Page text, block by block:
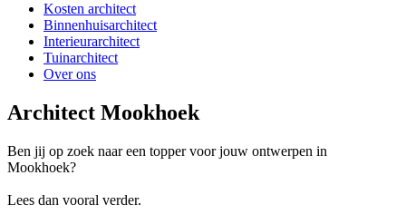
Kosten architect
Binnenhuisarchitect
Interieurarchitect
Tuinarchitect
Over ons
Architect Mookhoek
Ben jij op zoek naar een topper voor jouw ontwerpen in
Mookhoek?
Lees dan vooral verder.